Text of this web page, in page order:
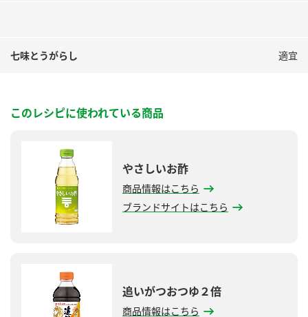
七味とうがらし 適宜
このレシピに使われている商品
やさしいお酢
商品情報はこちら
ブランドサイトはこちら
追いがつおつゆ２倍
商品情報はこちら